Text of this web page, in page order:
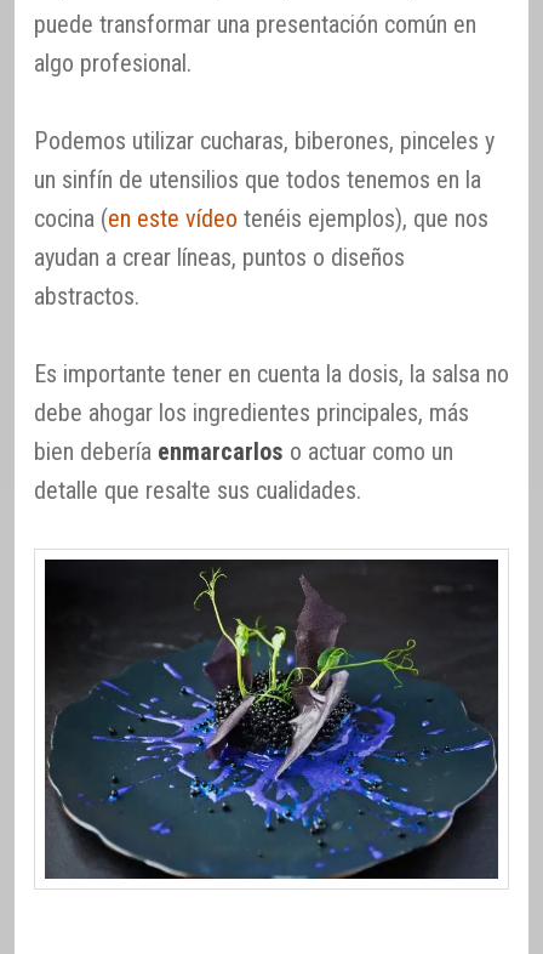
puede transformar una presentación común en
algo profesional.
Podemos utilizar cucharas, biberones, pinceles y
un sinfín de utensilios que todos tenemos en la
cocina (en este vídeo tenéis ejemplos), que nos
ayudan a crear líneas, puntos o diseños
abstractos.
Es importante tener en cuenta la dosis, la salsa no
debe ahogar los ingredientes principales, más
bien debería enmarcarlos o actuar como un
detalle que resalte sus cualidades.